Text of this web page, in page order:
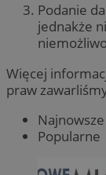
Podanie
jednakże
Więcej
praw
Najnowsze
Popularne